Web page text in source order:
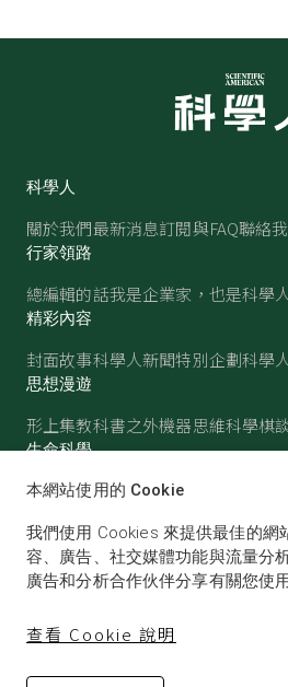
科學人
關於我們最新消息訂閱與FAQ聯絡
行家領路
總編輯的話我是企業家，也是科學
精彩內容
封面故事科學人新聞特別企劃科學
思想漫遊
形上集教科書之外機器思維科學棋
生命科學
醫學古生物心理學生態學
物理 化學地球科學天文
本網站使用的 Cookie
我們使用 Cookies 來提供最佳的網
容、廣告、社交媒體功能與流量分
廣告和分析合作伙伴分享有關您使
查看 Cookie 說明